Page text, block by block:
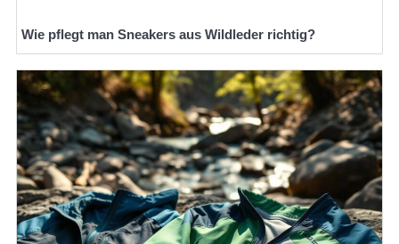
Wie pflegt man Sneakers aus Wildleder richtig?